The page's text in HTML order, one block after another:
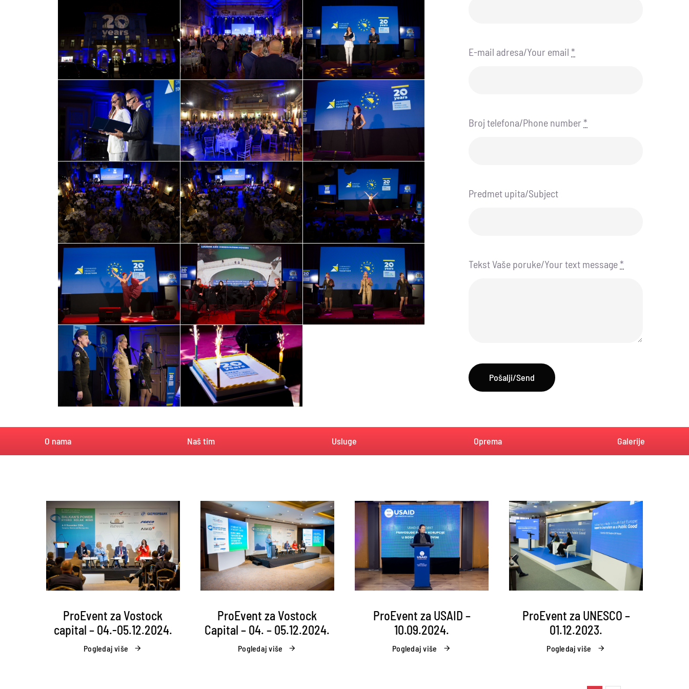
E-mail adresa/Your email *
Broj telefona/Phone number *
Predmet upita/Subject
Tekst Vaše poruke/Your text message *
Pošalji/Send
O nama Naš tim Usluge Oprema Galerije
ProEvent za Vostock
capital – 04.-05.12.2024.
Pogledaj više
ProEvent za Vostock
Capital – 04. – 05.12.2024.
Pogledaj više
ProEvent za USAID –
10.09.2024.
Pogledaj više
ProEvent za UNESCO –
01.12.2023.
Pogledaj više